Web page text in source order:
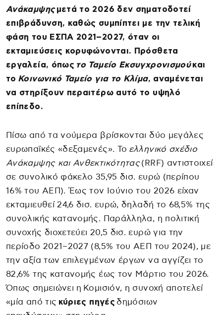
Ανάκαμψηςμετά το 2026 δεν σηματοδοτεί
επιβράδυνση, καθώς συμπίπτει με την τελική
φάση του ΕΣΠΑ 2021–2027, όταν οι
εκταμιεύσεις κορυφώνονται. Πρόσθετα
εργαλεία, όπως το Ταμείο Εκσυγχρονισμούκαι
το Κοινωνικό Ταμείο για το Κλίμα, αναμένεται
να στηρίξουν περαιτέρω αυτό το υψηλό
επίπεδο.
Πίσω από τα νούμερα βρίσκονται δύο μεγάλες
ευρωπαϊκές «δεξαμενές». Το ελληνικό σχέδιο
Ανάκαμψης και Ανθεκτικότητας(RRF) αντιστοιχεί
σε συνολικό φάκελο 35,95 δισ. ευρώ (περίπου
16% του ΑΕΠ). Έως τον Ιούνιο του 2026 είχαν
εκταμιευθεί 24,6 δισ. ευρώ, δηλαδή το 68,5% της
συνολικής κατανομής. Παράλληλα, η πολιτική
συνοχής διοχετεύει 20,5 δισ. ευρώ για την
περίοδο 2021–2027 (8,5% του ΑΕΠ του 2024), με
την αξία των επιλεγμένων έργων να αγγίζει το
82,6% της κατανομής έως τον Μάρτιο του 2026.
Όπως σημειώνει η Κομισιόν, η συνοχή αποτελεί
«μία από τις κύριες πηγές δημόσιων